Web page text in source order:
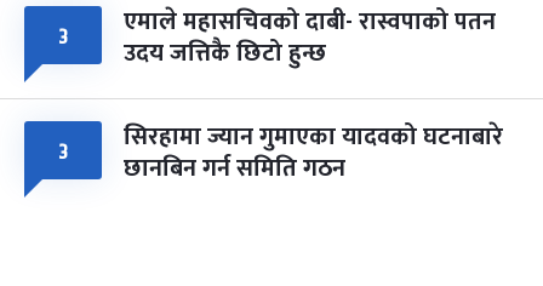
३ एमाले महासचिवको दाबी- रास्वपाको पतन
उदय जत्तिकै छिटो हुन्छ
३ सिरहामा ज्यान गुमाएका यादवको घटनाबारे
छानबिन गर्न समिति गठन